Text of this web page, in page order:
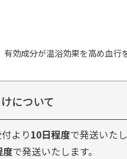
効成分が温浴効果を高め血行
について
より10日程度で発送いたし
度で発送いたします。